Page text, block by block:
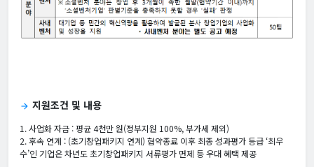
arrow_forward 지원조건 및 내용
1. 사업화 자금 : 평균 4천만 원(정부지원 100%, 부가세 제외)
2. 후속 연계 : (초기창업패키지 연계) 협약종료 이후 최종 성과평가 등급 ‘최우
수’인 기업은 차년도 초기창업패키지 서류평가 면제 등 우대 혜택 제공